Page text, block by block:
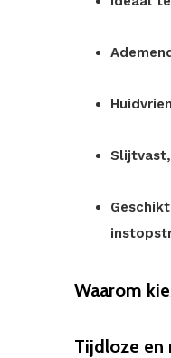
Waarom
Tijdloze en